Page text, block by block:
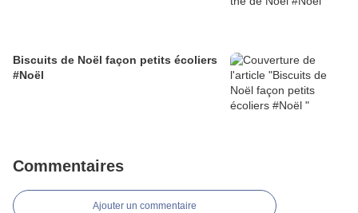
Biscuits de Noël façon petits écoliers
#Noël
Commentaires
Ajouter un commentaire